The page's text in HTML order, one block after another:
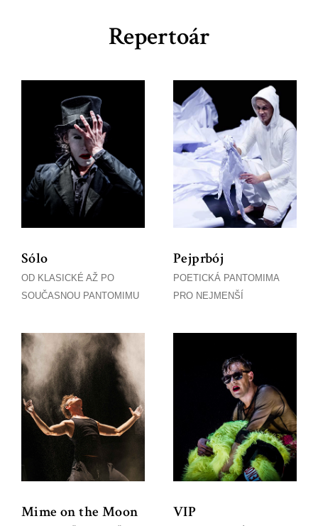
Repertoár
Sólo
OD KLASICKÉ AŽ PO
SOUČASNOU PANTOMIMU
Pejprbój
POETICKÁ PANTOMIMA
PRO NEJMENŠÍ
Mime on the Moon VIP